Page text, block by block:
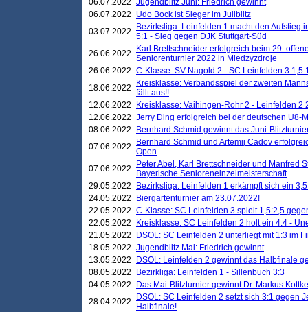
06.07.2022 Jugendblitz Juni: Friedrich gewinnt
06.07.2022
Udo Bock ist Sieger im Juliblitz
03.07.2022
Bezirksliga: Leinfelden 1 macht den Aufstieg
5:1 - Sieg gegen DJK Stuttgart-Süd
26.06.2022
Karl Brettschneider erfolgreich beim 29.
Seniorenturnier 2022 in Miedzyzdroje
26.06.2022 C-Klasse: SV Nagold 2 - SC Leinfelden 3
18.06.2022
Kreisklasse: Verbandsspiel der zweiten
fällt aus!!
12.06.2022
Kreisklasse: Vaihingen-Rohr 2 - Leinfelden 2
12.06.2022 Jerry Ding erfolgreich bei der deutschen U8-
08.06.2022
Bernhard Schmid gewinnt das Juni-
07.06.2022
Bernhard Schmid und Artemij Cadov
Open
07.06.2022
Peter Abel, Karl Brettschneider und Manfred
Bayerische Senioreneinzelmeisterschaft
29.05.2022
Bezirksliga: Leinfelden 1 erkämpft sich ein
24.05.2022
Biergartenturnier am 23.07.2022!
22.05.2022 C-Klasse: SC Leinfelden 3 spielt 1,5:2,5
22.05.2022
Kreisklasse: SC Leinfelden 2 holt ein 4:4 -
21.05.2022
DSOL: SC Leinfelden 2 unterliegt mit 1:3 im
18.05.2022 Jugendblitz Mai: Friedrich gewinnt
13.05.2022
DSOL: Leinfelden 2 gewinnt das Halbfinale
08.05.2022
Bezirkliga: Leinfelden 1 - Sillenbuch 3:3
04.05.2022
Das Mai-Blitzturnier gewinnt Dr. Markus
28.04.2022
DSOL: SC Leinfelden 2 setzt sich 3:1 gegen
Halbfinale!